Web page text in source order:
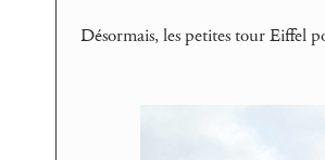
Désormais, les petites tour Eiffel